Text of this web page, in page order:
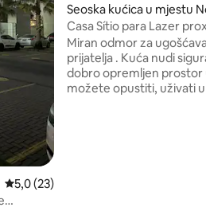
Prosječna ocjena: 5,0 od 5, recenzija:
5,0 (23)
Seoska kućica u mjestu
Santa Rita
Casa Sítio para Lazer
Miran odmor za
prijatelja . Kuća nudi siguran,
dobro opremljen prostor
možete opustiti, uživati